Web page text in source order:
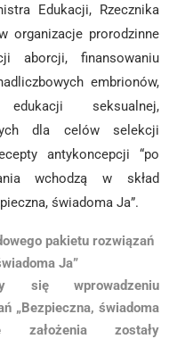
Edukacji, Rzecznika
organizacje prorodzinne
aborcji, finansowaniu
embrionów,
edukacji seksualnej,
dla celów selekcji
antykoncepcji “po
wchodzą w skład
świadoma Ja”.
pakietu rozwiązań
Ja”
się wprowadzeniu
„Bezpieczna, świadoma
założenia zostały